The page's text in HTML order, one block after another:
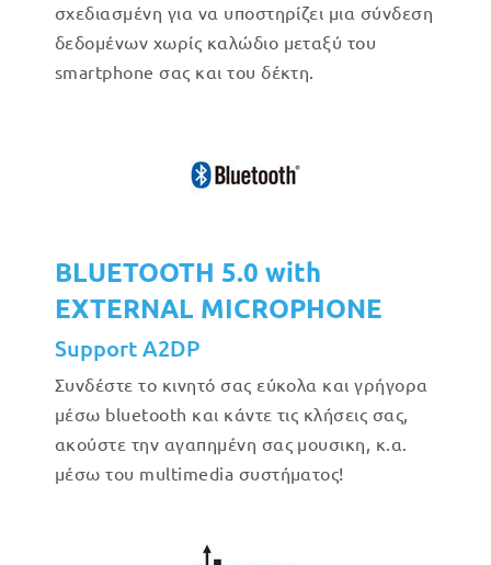
σχεδιασμένη για να υποστηρίζει μια σύνδεση
δεδομένων χωρίς καλώδιο μεταξύ του
smartphone σας και του δέκτη.
BLUETOOTH 5.0 with
EXTERNAL MICROPHONE
Support A2DP
Συνδέστε το κινητό σας εύκολα και γρήγορα
μέσω bluetooth και κάντε τις κλήσεις σας,
ακούστε την αγαπημένη σας μουσικη, κ.α.
μέσω του multimedia συστήματος!